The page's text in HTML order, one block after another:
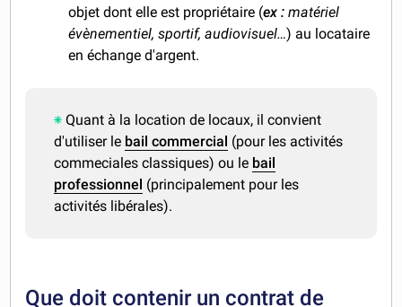
objet dont elle est propriétaire (ex :matériel
évènementiel, sportif, audiovisuel…) au locataire
en échange d'argent.
Quant à la location de locaux, il convient
d'utiliser le bail commercial (pour les activités
commeciales classiques) ou le bail
professionnel (principalement pour les
activités libérales).
Que doit contenir un contrat de